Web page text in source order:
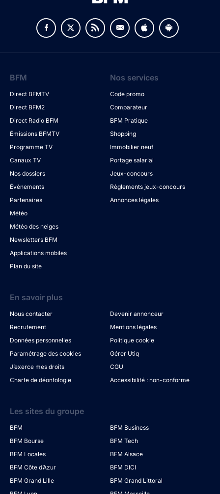
BFM
Direct BFMTV
Direct BFM2
Direct Radio BFM
Émissions BFMTV
Programme TV
Canaux TV
Nos dossiers
Évènements
Partenaires
Météo
Météo des neiges
Newsletters BFM
Applications mobiles
Plan du site
Nos services
Code promo
Comparateur
BFM Pratique
Shopping
Immobilier neuf
Portage salarial
Jeux-concours
Règlements jeux-concours
Annonces légales
En savoir plus
Nous contacter
Devenir annonceur
Recrutement
Mentions légales
Données personnelles
Politique cookie
Paramétrage des cookies
Gérer Utiq
J’exerce mes droits
CGU
Charte de déontologie
Accessibilité : non-conforme
Les sites du groupe
BFM
BFM Business
BFM Bourse
BFM Tech
BFM Locales
BFM Alsace
BFM Côte d’Azur
BFM DICI
BFM Grand Lille
BFM Grand Littoral